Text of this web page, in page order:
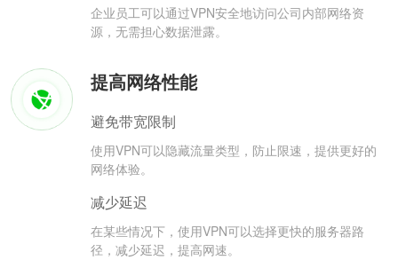
企业员工可以通过VPN安全地访问公司内部网络资
源，无需担心数据泄露。
提高网络性能
避免带宽限制
使用VPN可以隐藏流量类型，防止限速，提供更好的
网络体验。
减少延迟
在某些情况下，使用VPN可以选择更快的服务器路
径，减少延迟，提高网速。